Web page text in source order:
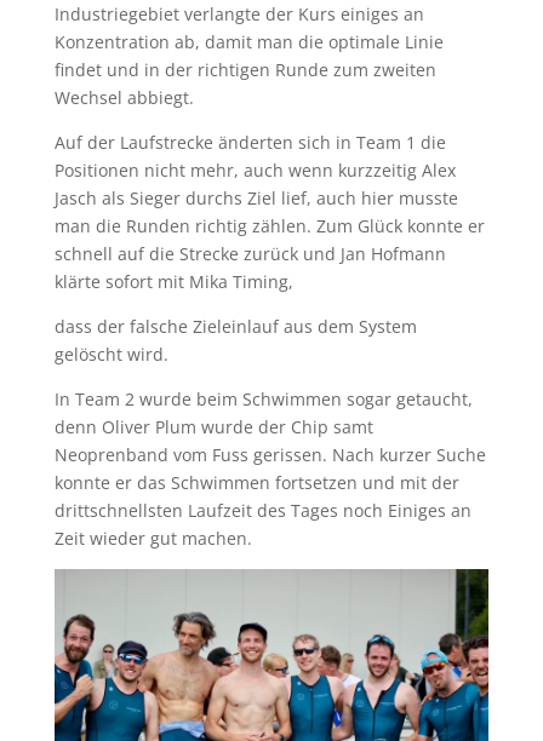
Industriegebiet verlangte der Kurs einiges an
Konzentration ab, damit man die optimale Linie
findet und in der richtigen Runde zum zweiten
Wechsel abbiegt.
Auf der Laufstrecke änderten sich in Team 1 die
Positionen nicht mehr, auch wenn kurzzeitig Alex
Jasch als Sieger durchs Ziel lief, auch hier musste
man die Runden richtig zählen. Zum Glück konnte er
schnell auf die Strecke zurück und Jan Hofmann
klärte sofort mit Mika Timing,
dass der falsche Zieleinlauf aus dem System
gelöscht wird.
In Team 2 wurde beim Schwimmen sogar getaucht,
denn Oliver Plum wurde der Chip samt
Neoprenband vom Fuss gerissen. Nach kurzer Suche
konnte er das Schwimmen fortsetzen und mit der
drittschnellsten Laufzeit des Tages noch Einiges an
Zeit wieder gut machen.